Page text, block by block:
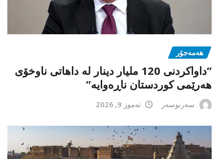
هەمەجۆر
“داواکردنی 120 ملیار دینار لە داهاتی ناوخۆی
هەرێمی کوردستان ناڕەوایە”
سەرنوسەر تەموز 9, 2026